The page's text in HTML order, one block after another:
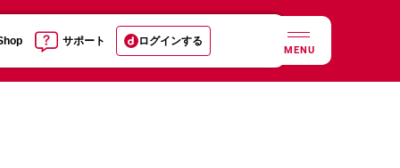
サポート ログインする
MENU